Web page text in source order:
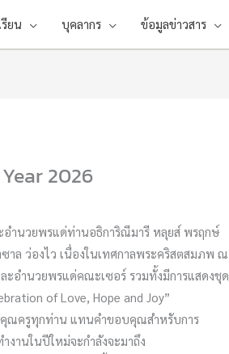
รียน บุคลากร ข้อมูลข่าวสาร
2026
ำนวยพรแด่ท่านอธิการิณีมารี หลุยส์ พรฤกษ์
าล ว่องไว เนื่องในเทศกาลพระคริสตสมภพ ณ
อำนวยพรแด่คณะเซอร์ รวมทั้งมีการแสดงชุด
of Love, Hope and Joy”
ณครูทุกท่าน แทนคำขอบคุณสำหรับการ
งานในปีใหม่จะกำลังจะมาถึง